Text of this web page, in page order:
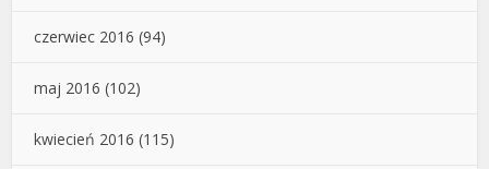
czerwiec 2016 (94)
maj 2016 (102)
kwiecień 2016 (115)